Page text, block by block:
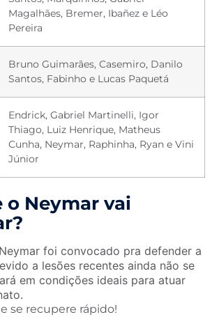
Magalhães, Bremer, Ibañez e Léo
Pereira
Bruno Guimarães, Casemiro, Danilo
Santos, Fabinho e Lucas Paquetá
Endrick, Gabriel Martinelli, Igor
Thiago, Luiz Henrique, Matheus
Cunha, Neymar, Raphinha, Ryan e Vini
Júnior
o Neymar vai
foi convocado pra defender a
a lesões recentes ainda não se
em condições ideais para atuar
se recupere rápido!